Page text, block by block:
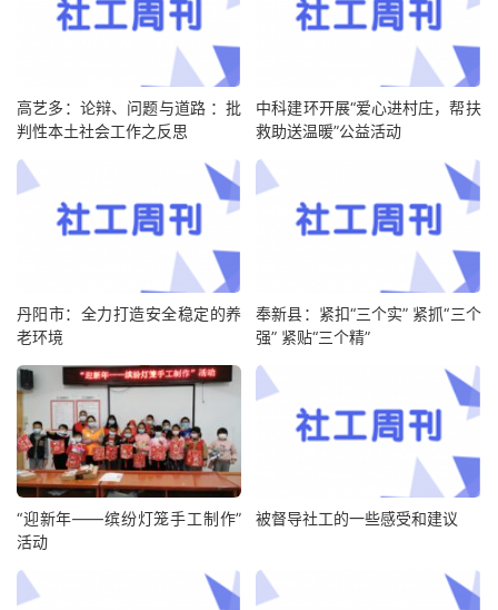
高艺多：论辩、问题与道路 ：批
判性本土社会工作之反思
中科建环开展“爱心进村庄，帮扶
救助送温暖”公益活动
丹阳市：全力打造安全稳定的养
老环境
奉新县：紧扣“三个实” 紧抓“三个
强” 紧贴“三个精”
“迎新年——缤纷灯笼手工制作”
活动
被督导社工的一些感受和建议